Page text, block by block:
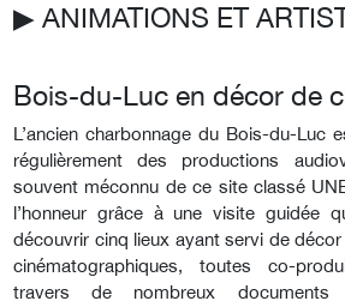
▶︎ ANIMATIONS ET
Bois-du-Luc en décor de
L’ancien charbonnage du Bois-du-Luc
régulièrement des productions
souvent méconnu de ce site classé
l’honneur grâce à une visite guidée
découvrir cinq lieux ayant servi de
cinématographiques, toutes co-
travers de nombreux